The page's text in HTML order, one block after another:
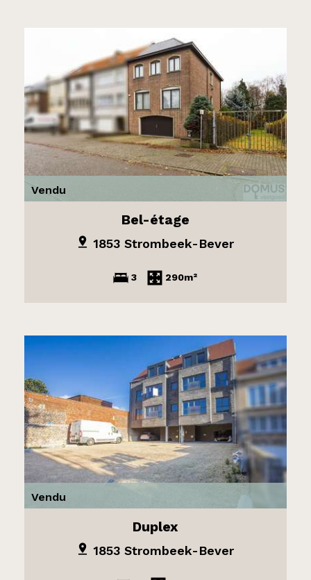
Vendu
Bel-étage
1853 Strombeek-Bever
3 290m²
Vendu
Duplex
1853 Strombeek-Bever